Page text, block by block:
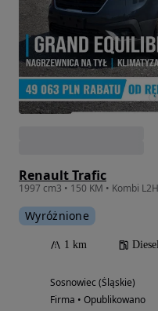
Renault Trafic
Wyróżnione
1 km Diesel
Sosnowiec (Śląskie)
Firma • Opublikowano